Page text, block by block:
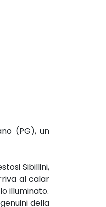
(PG), un
Sibillini,
al calar
illuminato.
della